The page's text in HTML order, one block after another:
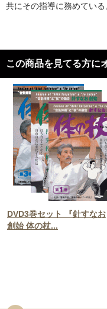
共にその指導に務めている
この商品を見てる方に
DVD3巻セット 『針すなお
創始 体の杖...